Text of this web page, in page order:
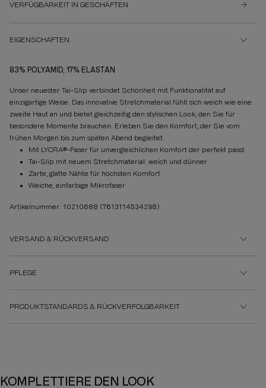
VERFÜGBARKEIT IN GESCHÄFTEN
EIGENSCHAFTEN
83% POLYAMID, 17% ELASTAN
Unser neuester Tai-Slip verbindet Schönheit mit Funktionalität auf
einzigartige Weise. Das innovative Stretchmaterial fühlt sich weich wie eine
zweite Haut an und bietet gleichzeitig den stylischen Look, den Sie für
besondere Momente brauchen. Erleben Sie den Komfort, der Sie vom
frühen Morgen bis zum späten Abend begleitet.
Mit LYCRA®-Faser für unvergleichlichen Komfort der perfekt passt
Tai-Slip mit neuem Stretchmaterial: weich und dünner
Zarte, glatte Nähte für höchsten Komfort
Weiche, einfarbige Mikrofaser
Artikelnummer: 10210688 (7613114534298)
VERSAND & RÜCKVERSAND
PFLEGE
PRODUKTSTANDARDS & RÜCKVERFOLGBARKEIT
KOMPLETTIERE DEN LOOK